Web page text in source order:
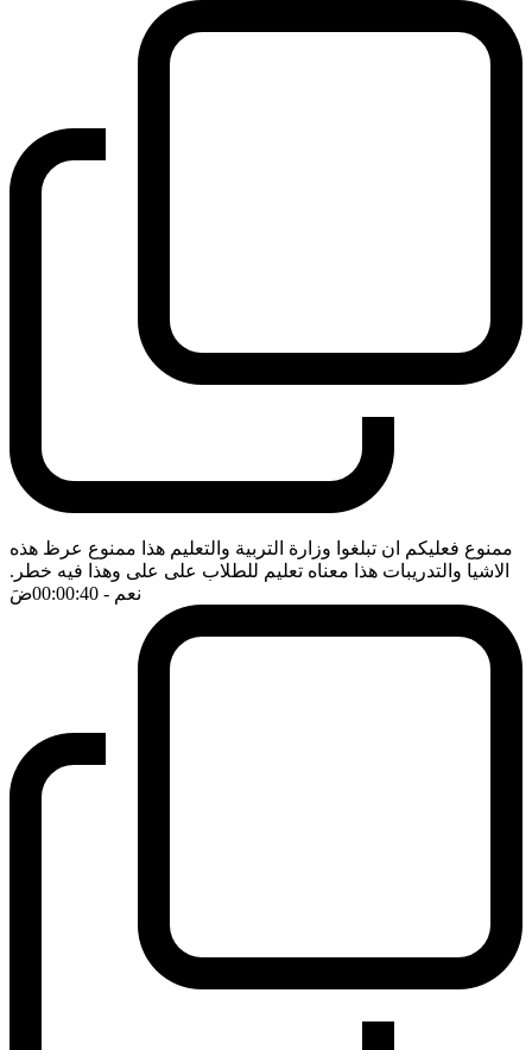
ممنوع فعليكم ان تبلغوا وزارة التربية والتعليم هذا ممنوع عرظ هذه
الاشيا والتدريبات هذا معناه تعليم للطلاب على على وهذا فيه خطر.
نعم - 00:00:40 ضَ